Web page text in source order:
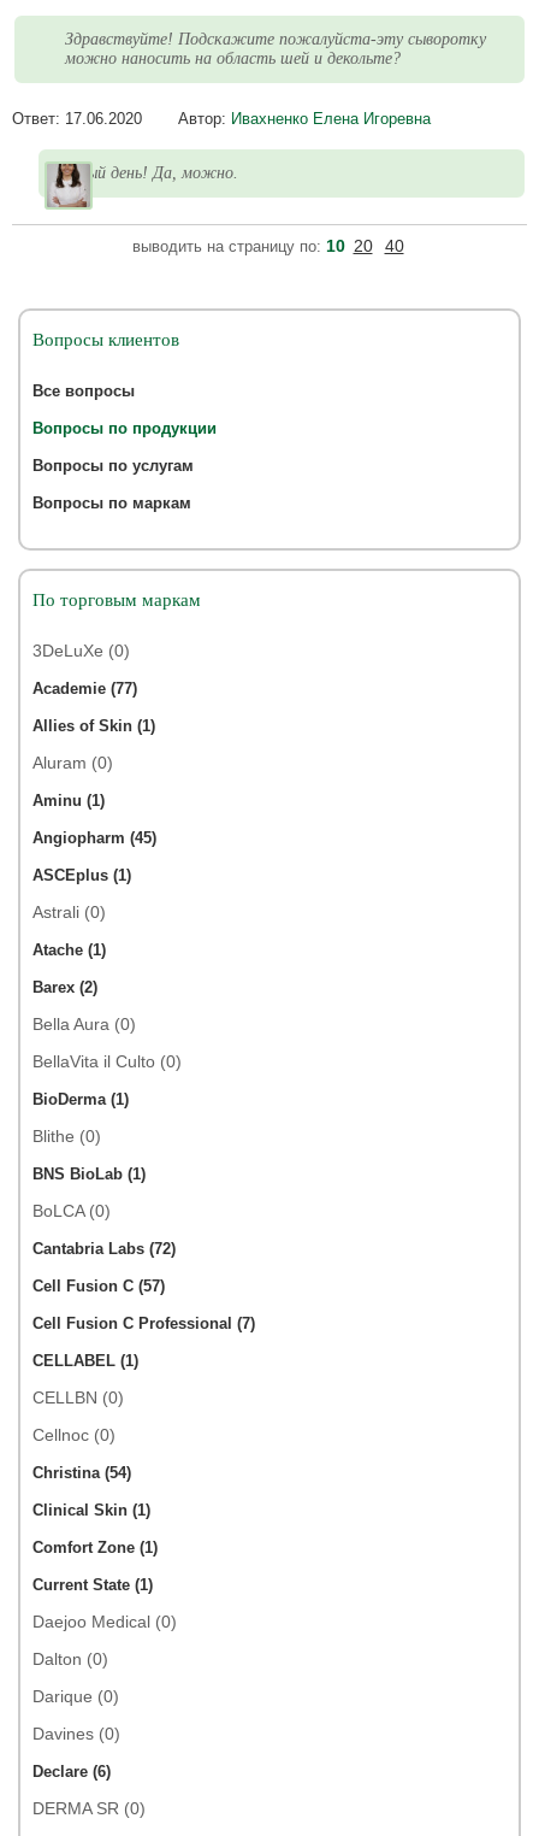
Здравствуйте! Подскажите пожалуйста-эту сыворотку
можно наносить на область шей и декольте?
Ответ: 17.06.2020 Автор: Ивахненко Елена Игоревна
Добрый день! Да, можно.
выводить на страницу по: 10 20 40
Вопросы клиентов
Все вопросы
Вопросы по продукции
Вопросы по услугам
Вопросы по маркам
По торговым маркам
3DeLuXe (0)
Academie (77)
Allies of Skin (1)
Aluram (0)
Aminu (1)
Angiopharm (45)
ASCEplus (1)
Astrali (0)
Atache (1)
Barex (2)
Bella Aura (0)
BellaVita il Culto (0)
BioDerma (1)
Blithe (0)
BNS BioLab (1)
BoLCA (0)
Cantabria Labs (72)
Cell Fusion C (57)
Cell Fusion C Professional (7)
CELLABEL (1)
CELLBN (0)
Cellnoc (0)
Christina (54)
Clinical Skin (1)
Comfort Zone (1)
Current State (1)
Daejoo Medical (0)
Dalton (0)
Darique (0)
Davines (0)
Declare (6)
DERMA SR (0)